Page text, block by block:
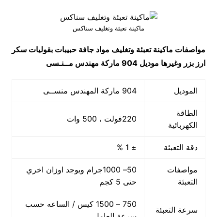
ماكينة تعبئة وتغليف سناكس
مواصفات ماكينة تعبئة وتغليف مواد جافة حبيبات بقوليات سكر
ارز بزر وغيرها موديل 904 ماركة مهندس مــنـسى
الموديل 904 ماركة المهندس منســى
الطاقة
الكهربائية
220فولت ، 500 وات
دقة التعبئة ± 1 %
مواصفات
التعبئة
50– 1000جرام ويوجد اوزان اخري
حتى 5 كجم
سرعة التعبئة
750 – 1500 كيس / الساعه حسب